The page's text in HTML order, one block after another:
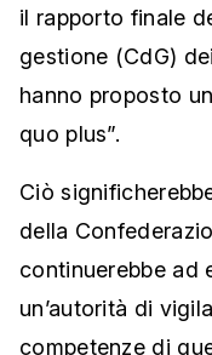
il rapporto finale
gestione (CdG)
hanno proposto
quo plus”.
Ciò
della
continuerebbe ad
un’autorità di
competenze di